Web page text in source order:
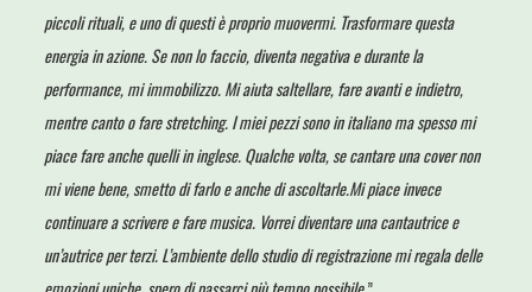
piccoli rituali, e uno di questi è proprio muovermi. Trasformare questa
energia in azione. Se non lo faccio, diventa negativa e durante la
performance, mi immobilizzo. Mi aiuta saltellare, fare avanti e indietro,
mentre canto o fare stretching. I miei pezzi sono in italiano ma spesso mi
piace fare anche quelli in inglese. Qualche volta, se cantare una cover non
mi viene bene, smetto di farlo e anche di ascoltarle.Mi piace invece
continuare a scrivere e fare musica. Vorrei diventare una cantautrice e
un’autrice per terzi. L’ambiente dello studio di registrazione mi regala delle